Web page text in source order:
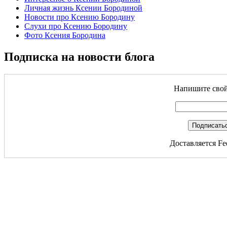
Личная жизнь Ксении Бородиной
Новости про Ксению Бородину
Слухи про Ксению Бородину
Фото Ксения Бородина
Подписка на новости блога
Напишите
Доставляется